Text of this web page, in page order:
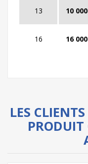
13 10 000
16 16 000
LES